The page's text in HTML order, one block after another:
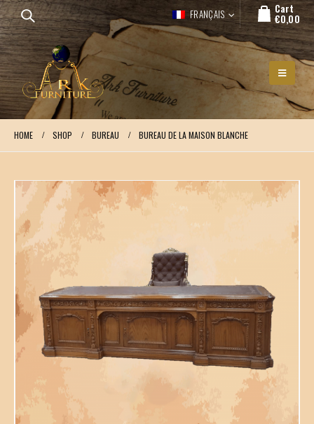
FRANÇAIS Cart
€0,00
HOME SHOP BUREAU BUREAU DE LA MAISON BLANCHE